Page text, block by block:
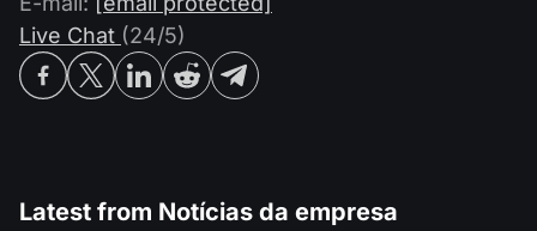
Live Chat (24/5)
Latest from Notícias da empresa